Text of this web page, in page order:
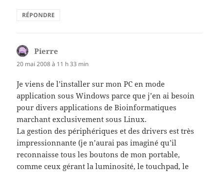
RÉPONDRE
Pierre
20 mai 2008 à 11 h 33 min
Je viens de l’installer sur mon PC en mode
application sous Windows parce que j’en ai besoin
pour divers applications de Bioinformatiques
marchant exclusivement sous Linux.
La gestion des périphériques et des drivers est très
impressionnante (je n’aurai pas imaginé qu’il
reconnaisse tous les boutons de mon portable,
comme ceux gérant la luminosité, le touchpad, le